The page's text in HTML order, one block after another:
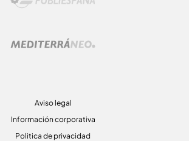
Aviso legal
Información corporativa
Politica de privacidad